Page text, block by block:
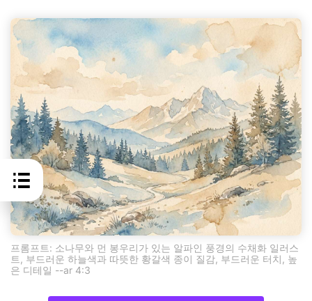
프롬프트: 소나무와 먼 봉우리가 있는 알파인 풍경의 수채화 일러스
트, 부드러운 하늘색과 따뜻한 황갈색 종이 질감, 부드러운 터치, 높
은 디테일 --ar 4:3